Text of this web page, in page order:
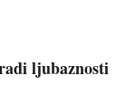
ljubaznosti